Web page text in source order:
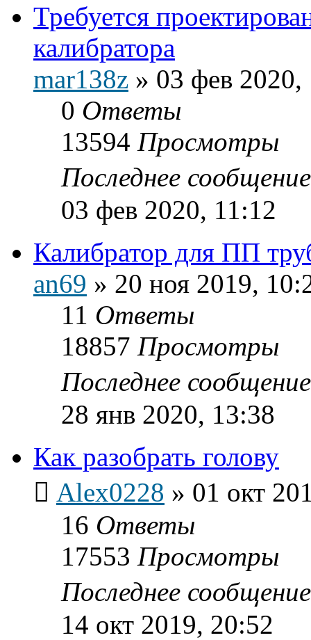
Требуется
калибратора
mar138z » 03 фев 2020,
0 Ответы
13594 Просмотры
Последнее
03 фев 2020, 11:12
Калибратор для ПП
an69 » 20 ноя 2019,
11 Ответы
18857 Просмотры
Последнее
28 янв 2020, 13:38
Как разобрать голову
Alex0228 » 01 окт
16 Ответы
17553 Просмотры
Последнее
14 окт 2019, 20:52